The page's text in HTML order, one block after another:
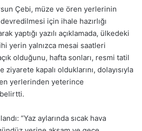
Çebi, müze ve ören yerlerinin
için ihale hazırlığı
yaptığı yazılı açıklamada, ülkedeki
yerin yalnızca mesai saatleri
olduğunu, hafta sonları, resmi tatil
kapalı olduklarını, dolayısıyla
yerlerinden yeterince
belirtti.
“Yaz aylarında sıcak hava